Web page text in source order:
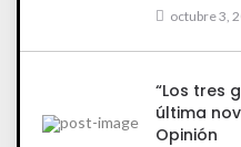
octubre 3,
“Los tres
última
Opinión